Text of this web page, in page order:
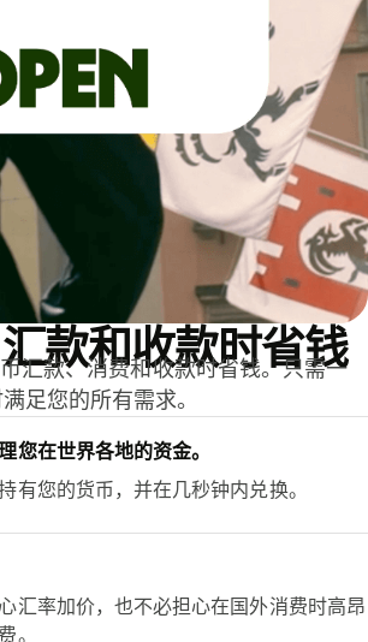
款和收款时省钱
汇款、消费和收款时省钱。只需一
足您的所有需求。
您在世界各地的资金。
有您的货币，并在几秒钟内兑换。
汇率加价，也不必担心在国外消费时高昂
。